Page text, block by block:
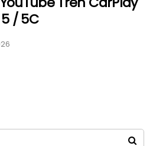
5 / 5C